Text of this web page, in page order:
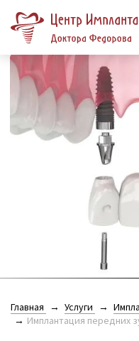
Главная Услуги
Имплантация передних